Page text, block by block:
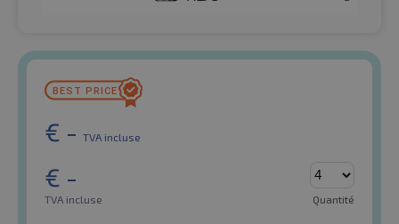
€ - TVA incluse
€ -
TVA incluse Quantité